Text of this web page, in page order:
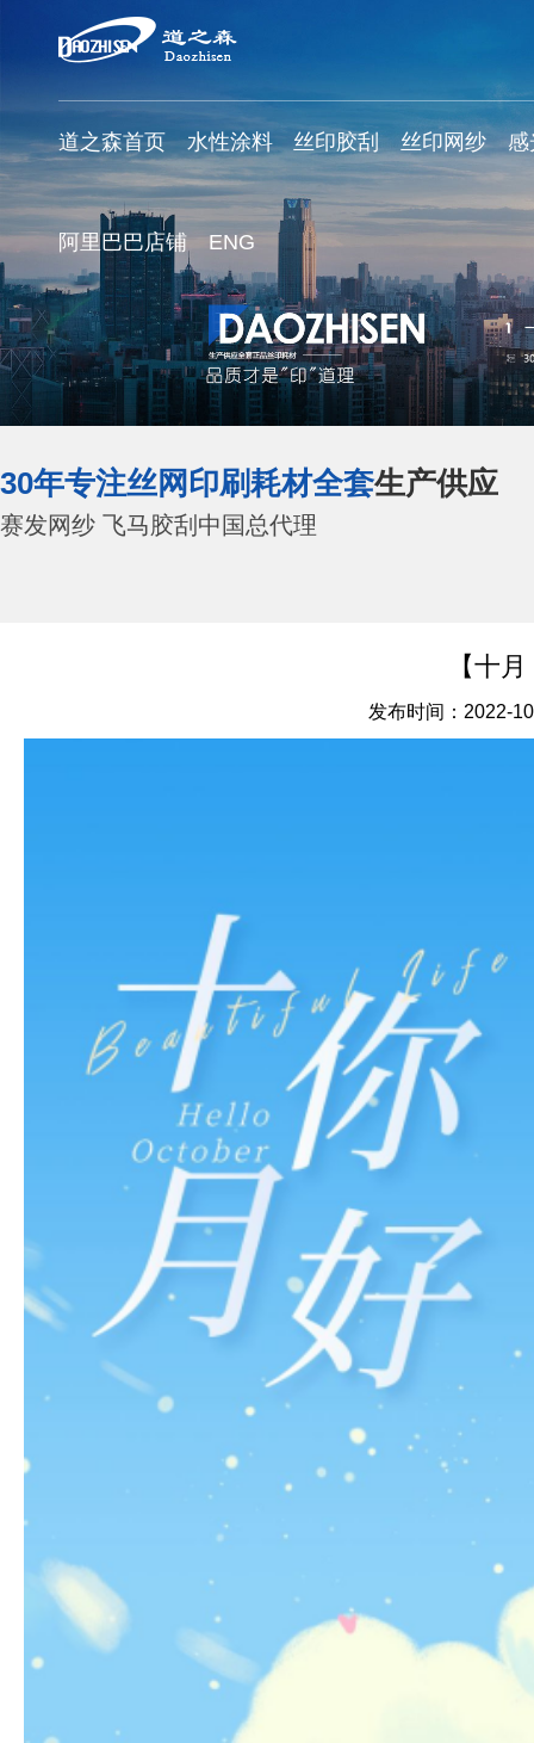
道之森首页 水性涂料 丝印胶刮 丝印网纱 感
阿里巴巴店铺 ENG
30年专注丝网印刷耗材全套生产供应
赛发网纱 飞马胶刮中国总代理
【十
发布时间：2022-